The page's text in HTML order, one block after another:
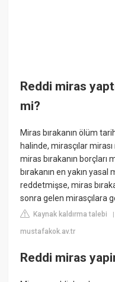
Reddi miras
mi?
Miras bırakanın ölüm
halinde, mirasçılar
miras bırakanın borçları
bırakanın en yakın yasal
reddetmişse, miras
sonra gelen mirasçılara
Kaynak kaldırma talebi
mustafakok.av.tr
Reddi miras